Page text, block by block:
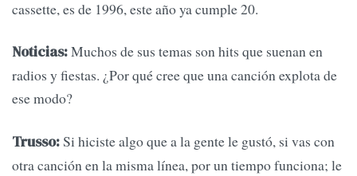
cassette, es de 1996, este año ya cumple 20.
Noticias:Muchos de sus temas son hits que suenan en
radios y fiestas. ¿Por qué cree que una canción explota de
ese modo?
Trusso:Si hiciste algo que a la gente le gustó, si vas con
otra canción en la misma línea, por un tiempo funciona; le